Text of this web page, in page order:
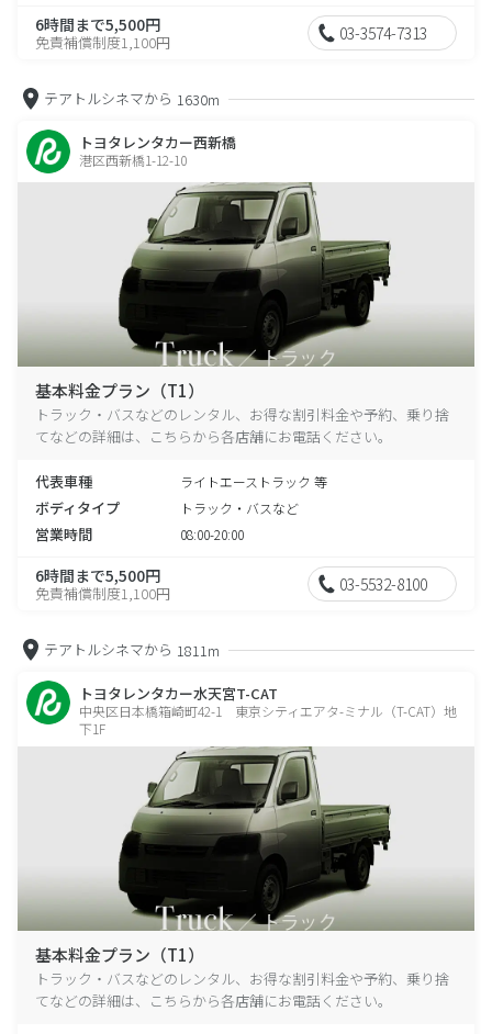
6時間まで5,500円
免責補償制度1,100円 03-3574-7313
テアトルシネマから 1630m
トヨタレンタカー西新橋
港区西新橋1-12-10
基本料金プラン（T1）
トラック・バスなどのレンタル、お得な割引料金や予約、乗り捨
てなどの詳細は、こちらから各店舗にお電話ください。
代表車種 ライトエーストラック 等
ボディタイプ トラック・バスなど
営業時間 08:00-20:00
6時間まで5,500円
免責補償制度1,100円 03-5532-8100
テアトルシネマから 1811m
トヨタレンタカー水天宮T-CAT
中央区日本橋箱崎町42-1 東京シティエアタ-ミナル（T-CAT）地
下1F
基本料金プラン（T1）
トラック・バスなどのレンタル、お得な割引料金や予約、乗り捨
てなどの詳細は、こちらから各店舗にお電話ください。